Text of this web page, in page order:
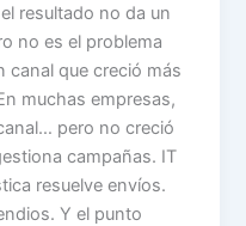
resultado no da un
no es el problema
canal que creció más
muchas empresas,
pero no creció
campañas. IT
resuelve envíos.
Y el punto